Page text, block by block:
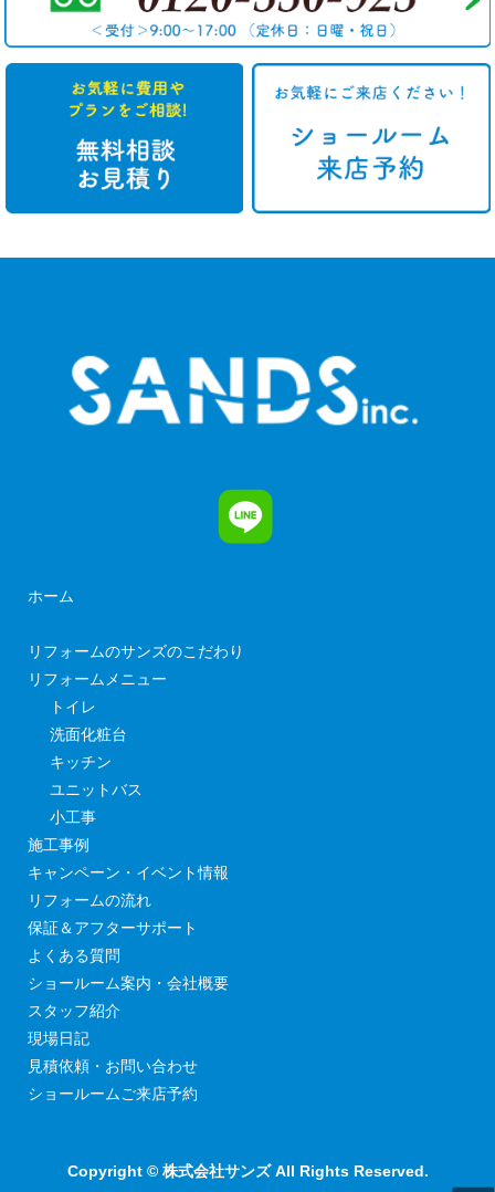
ホーム
リフォームのサンズのこだわり
リフォームメニュー
トイレ
洗面化粧台
キッチン
ユニットバス
小工事
施工事例
キャンペーン・イベント情報
リフォームの流れ
保証＆アフターサポート
よくある質問
ショールーム案内・会社概要
スタッフ紹介
現場日記
見積依頼・お問い合わせ
ショールームご来店予約
Copyright © 株式会社サンズ All Rights Reserved.